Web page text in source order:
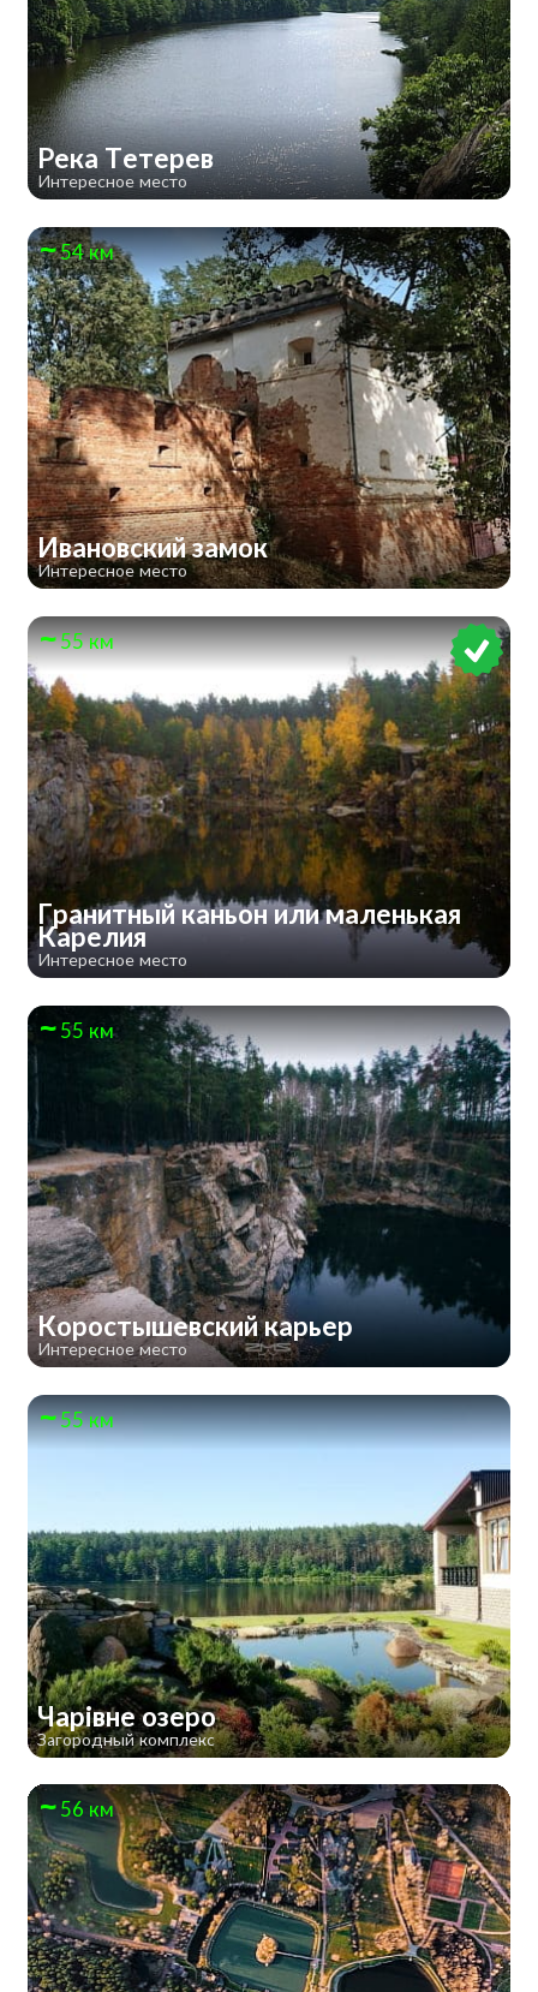
Река Тетерев
Интересное место
54 км
Ивановский замок
Интересное место
55 км
Гранитный каньон или маленькая
Карелия
Интересное место
55 км
Коростышевский карьер
Интересное место
55 км
Чарівне озеро
Загородный комплекс
56 км